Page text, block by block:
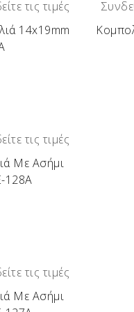
τις τιμές
14x19mm
τις τιμές
Με Ασήμι
128Α
τις τιμές
Με Ασήμι